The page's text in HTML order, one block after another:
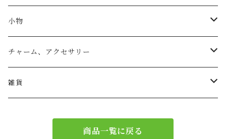
トートバッグ
リュック
ショルダー
小物
小物入れ
チャーム、アクセサリー
バッグチャーム
雑貨
商品一覧に戻る